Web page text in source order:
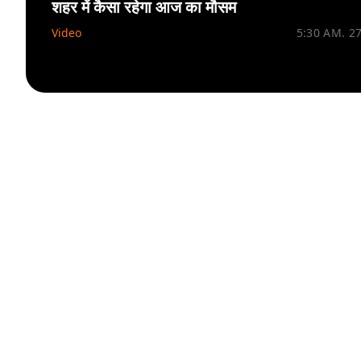
शहर में कैसा रहेगा आज का मौसम
Video 5:30 AM.